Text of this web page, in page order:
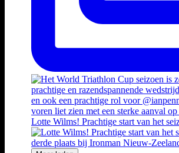
Lotte Wilms! Prachtige start van het